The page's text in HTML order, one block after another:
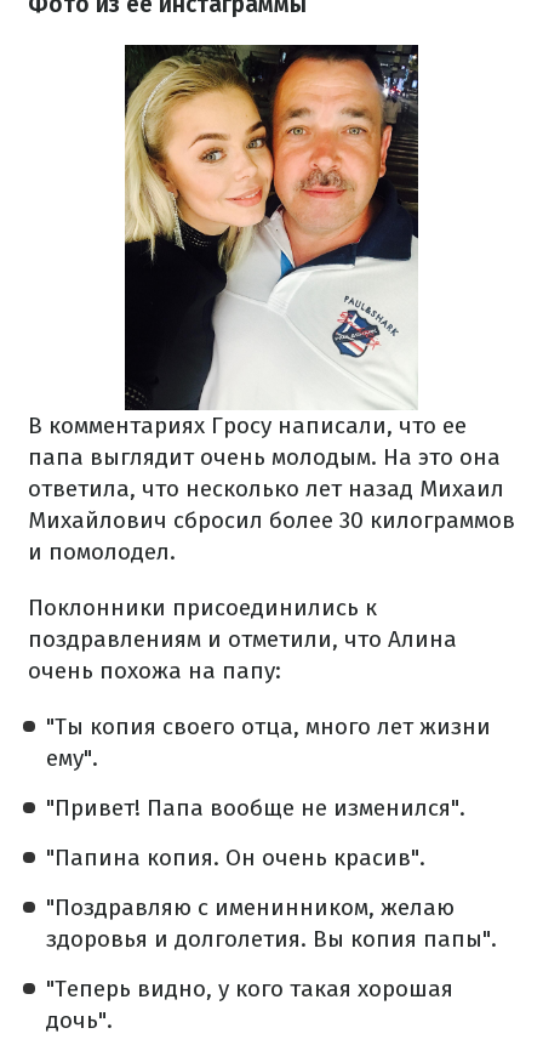
В комментариях Гросу написали, что ее
папа выглядит очень молодым. На это она
ответила, что несколько лет назад Михаил
Михайлович сбросил более 30 килограммов
и помолодел.
Поклонники присоединились к
поздравлениям и отметили, что Алина
очень похожа на папу:
"Ты копия своего отца, много лет жизни
ему".
"Привет! Папа вообще не изменился".
"Папина копия. Он очень красив".
"Поздравляю с именинником, желаю
здоровья и долголетия. Вы копия папы".
"Теперь видно, у кого такая хорошая
дочь".